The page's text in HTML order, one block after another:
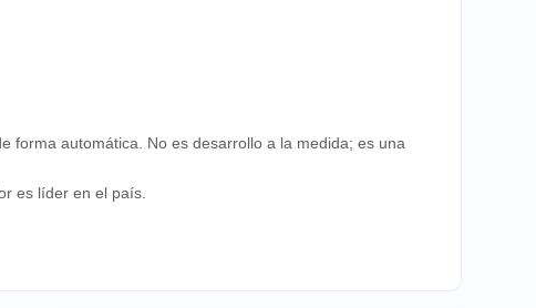
forma automática. No es desarrollo a la medida; es una
es líder en el país.